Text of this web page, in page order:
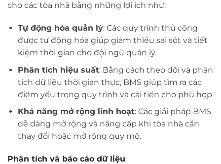
cho các tòa nhà bằng những lợi ích như:
Tự động hóa quản lý: Các quy trình thủ công
được tự động hóa giúp giảm thiểu sai sót và tiết
kiệm thời gian cho đội ngũ quản lý.
Phân tích hiệu suất: Bằng cách theo dõi và phân
tích dữ liệu thời gian thực, BMS giúp tìm ra các
điểm yếu trong quy trình và cải tiến cho phù hợp.
Khả năng mở rộng linh hoạt: Các giải pháp BMS
dễ dàng mở rộng và nâng cấp khi tòa nhà cần
thay đổi hoặc mở rộng quy mô.
Phân tích và báo cáo dữ liệu